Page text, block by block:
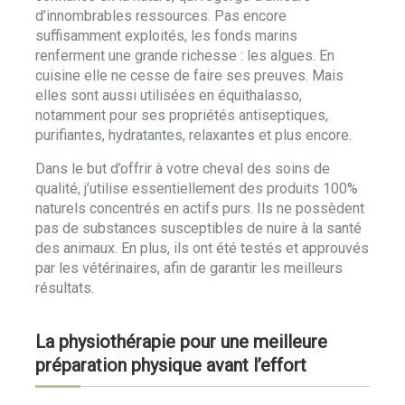
d’innombrables ressources. Pas encore
suffisamment exploités, les fonds marins
renferment une grande richesse : les algues. En
cuisine elle ne cesse de faire ses preuves. Mais
elles sont aussi utilisées en équithalasso,
notamment pour ses propriétés antiseptiques,
purifiantes, hydratantes, relaxantes et plus encore.
Dans le but d’offrir à votre cheval des soins de
qualité, j’utilise essentiellement des produits 100%
naturels concentrés en actifs purs. Ils ne possèdent
pas de substances susceptibles de nuire à la santé
des animaux. En plus, ils ont été testés et approuvés
par les vétérinaires, afin de garantir les meilleurs
résultats.
La physiothérapie pour une meilleure
préparation physique avant l’effort